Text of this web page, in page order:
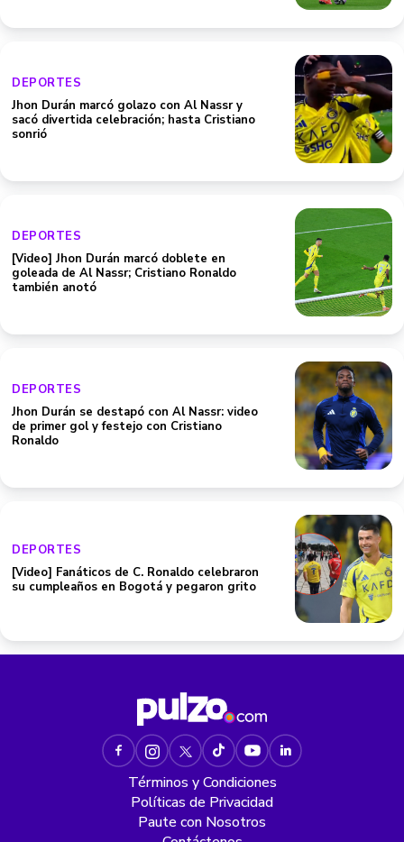
DEPORTES
Jhon Durán marcó golazo con Al Nassr y
sacó divertida celebración; hasta Cristiano
sonrió
DEPORTES
[Video] Jhon Durán marcó doblete en
goleada de Al Nassr; Cristiano Ronaldo
también anotó
DEPORTES
Jhon Durán se destapó con Al Nassr: video
de primer gol y festejo con Cristiano
Ronaldo
DEPORTES
[Video] Fanáticos de C. Ronaldo celebraron
su cumpleaños en Bogotá y pegaron grito
Términos y Condiciones
Políticas de Privacidad
Paute con Nosotros